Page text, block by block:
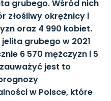
grubego. Wśród nich
złośliwy okrężnicy i
oraz 4 990 kobiet.
grubego w 2021
6 570 mężczyzn i 5
jest to
w Polsce, które